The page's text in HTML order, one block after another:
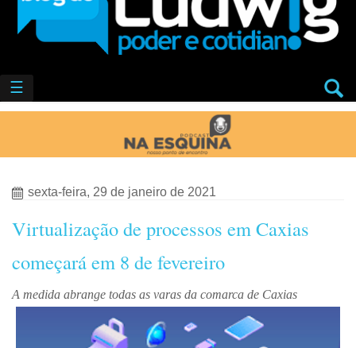
☰
sexta-feira, 29 de janeiro de 2021
Virtualização de processos em Caxias
começará em 8 de fevereiro
A medida abrange todas as varas da comarca de Caxias